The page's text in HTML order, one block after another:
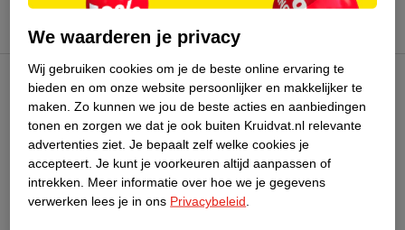
Kruidvat Club
Klantenservice
Over Kruidvat
We waarderen je privacy
Wij gebruiken cookies om je de beste online ervaring te
bieden en om onze website persoonlijker en makkelijker te
maken. Zo kunnen we jou de beste acties en aanbiedingen
tonen en zorgen we dat je ook buiten Kruidvat.nl relevante
advertenties ziet. Je bepaalt zelf welke cookies je
accepteert. Je kunt je voorkeuren altijd aanpassen of
intrekken.
Meer informatie over hoe we je gegevens
verwerken lees je in ons Privacybeleid